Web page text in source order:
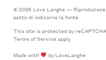
© 2026 Love Langhe —
patto di indicarne la fonte
This site is protected by
Terms of Serviceapply
Made with
by LoveLanghe